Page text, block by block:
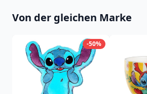
Von der gleichen Marke
-50%